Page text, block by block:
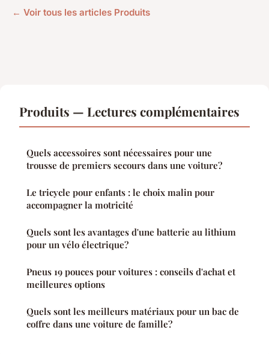
← Voir tous les articles Produits
Produits — Lectures complémentaires
Quels accessoires sont nécessaires pour une
trousse de premiers secours dans une voiture?
Le tricycle pour enfants : le choix malin pour
accompagner la motricité
Quels sont les avantages d'une batterie au lithium
pour un vélo électrique?
Pneus 19 pouces pour voitures : conseils d'achat et
meilleures options
Quels sont les meilleurs matériaux pour un bac de
coffre dans une voiture de famille?